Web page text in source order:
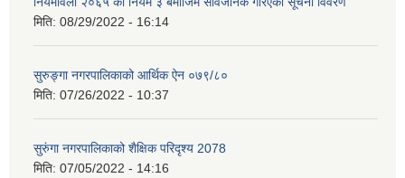
मिति: 08/29/2022 - 16:14
सुरुङ्गा नगरपालिकाको आर्थिक ऐन ०७९/८०
मिति: 07/26/2022 - 10:37
सुरुंगा नगरपालिकाको शैक्षिक परिदृश्य 2078
मिति: 07/05/2022 - 14:16